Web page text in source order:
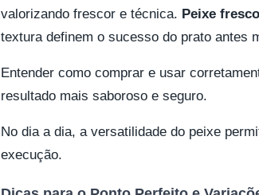
valorizando frescor e técnica. Peixe fresco
textura definem o sucesso do prato antes
Entender como comprar e usar
resultado mais saboroso e seguro.
No dia a dia, a versatilidade do peixe
execução.